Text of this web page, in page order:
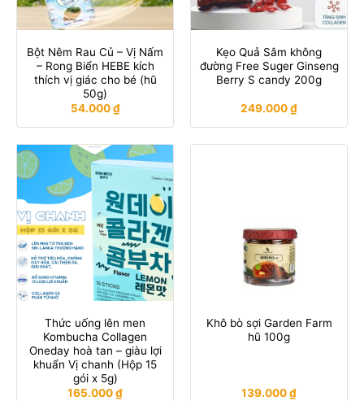
Bột Nêm Rau Củ – Vị Nấm
– Rong Biển HEBE kích
thích vị giác cho bé (hũ
50g)
54.000₫
Kẹo Quả Sâm không
đường Free Suger Ginseng
Berry S candy 200g
249.000₫
Thức uống lên men
Kombucha Collagen
Oneday hoà tan – giàu lợi
khuẩn Vị chanh (Hộp 15
gói x 5g)
165.000₫
Khô bò sợi Garden Farm
hũ 100g
139.000₫